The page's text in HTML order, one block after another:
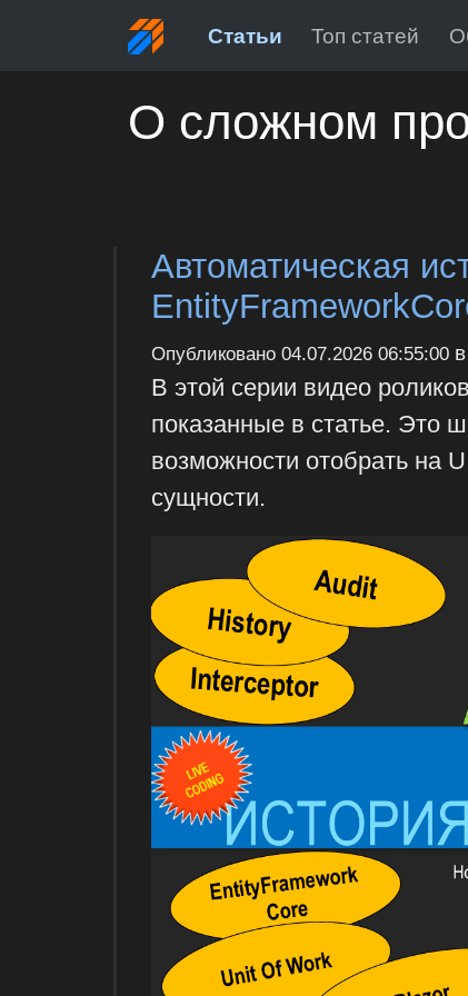
Статьи Топ статей
О сложном
Автоматическая
Опубликовано 04.07.2026 06:55:00в
В этой серии видео
показанные в статье. Это
возможности отобрать на
сущности.